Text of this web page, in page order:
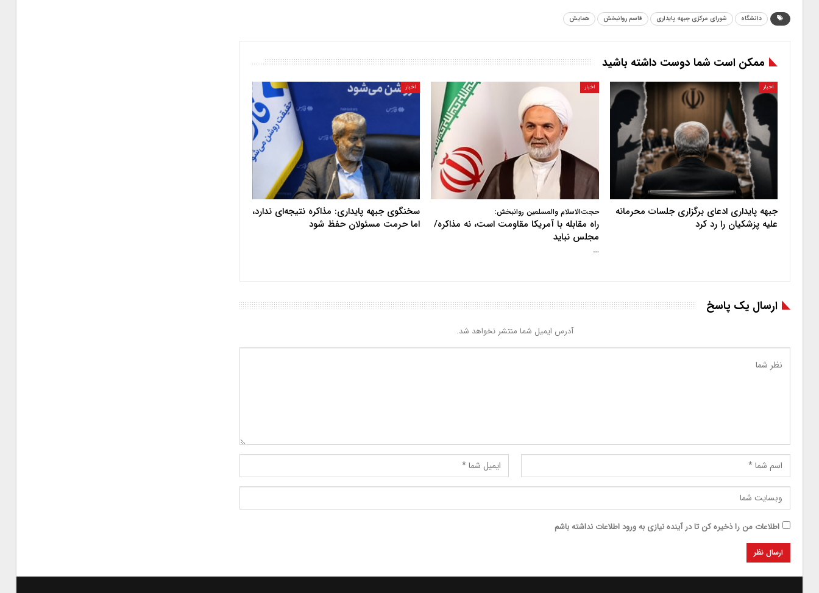
دانشگاه شورای مرکزی جبهه پایداری قاسم روانبخش همایش
ممکن است شما دوست داشته باشید
اخبار
جبهه پایداری ادعای برگزاری جلسات محرمانه
علیه پزشکیان را رد کرد
اخبار
حجت‌الاسلام والمسلمین روانبخش:
راه مقابله با آمریکا مقاومت است، نه مذاکره/
مجلس نباید
…
اخبار
سخنگوی جبهه پایداری: مذاکره نتیجه‌ای ندارد،
اما حرمت مسئولان حفظ شود
ارسال یک پاسخ
آدرس ایمیل شما منتشر نخواهد شد.
اطلاعات من را ذخیره کن تا در آینده نیازی به ورود اطلاعات نداشته باشم